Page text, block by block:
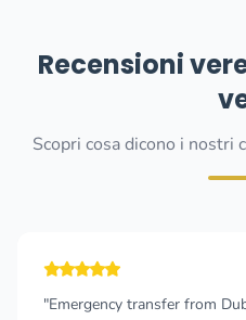
Recensioni
Scopri cosa dicono i
transfer from Dubrovnik